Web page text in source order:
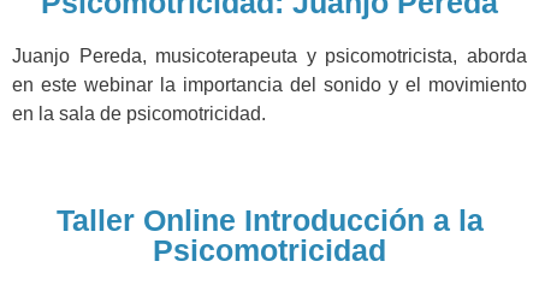
Juanjo Pereda, musicoterapeuta y psicomotricista, aborda
en este webinar la importancia del sonido y el movimiento
en la sala de psicomotricidad.
Taller Online Introducción a la
Psicomotricidad